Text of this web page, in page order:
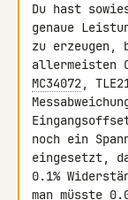
Du hast
genaue
zu erzeugen,
allermeisten
MC34072,
noch ein
eingesetzt,
0.1%
man müsste